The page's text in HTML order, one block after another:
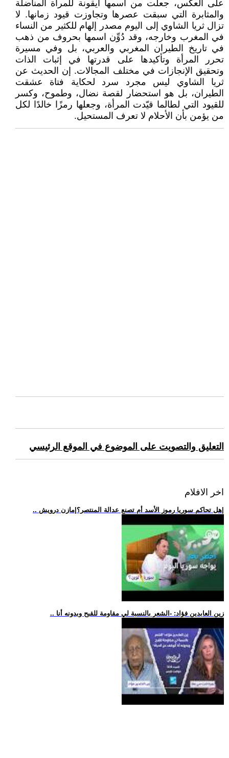
على العكس، جعلت من اسمها أيقونة للمرأة المناضلة
والمثابرة التي سبقت عصرها وتجاوزت قيود زمانها. لا
تزال ثريا الشاوي إلى اليوم مصدر إلهام للكثير من النساء
في المغرب وخارجه، وقد دُوِّن اسمها بحروف من ذهب
في تاريخ الطيران المغربي والعربي، بل وفي مسيرة
تحرر المرأة وتأكيدها على قدرتها في إثبات الذات
وتحقيق الإنجازات في مختلف المجالات. إن الحديث عن
ثريا الشاوي ليس مجرد سرد لحكاية فتاة عشقت
الطيران، بل هو استحضار لقصة نضال، وطموح، وكسر
للقيود التي لطالما قيّدت المرأة، وجعلها رمزًا خالدًا لكل
من يؤمن بأن الأحلام لا تعرف المستحيل.
التعليق والتصويت على الموضوع في الموقع الرئيسي
اخر الافلام
.. زين العابدين فؤاد: -الشعر بالنسبة لي مقاومة للقبح وبدونه أنا